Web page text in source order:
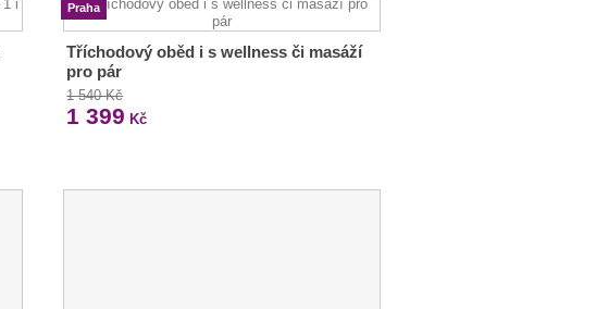
Praha
Tříchodový oběd i s wellness či masáží
pro pár
1 540 Kč
1 399 Kč